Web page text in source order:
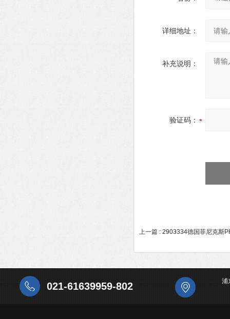
详细地址：
补充说明：
验证码：
上一篇 : 2903334德国菲尼克斯
021-61639959-802 浦